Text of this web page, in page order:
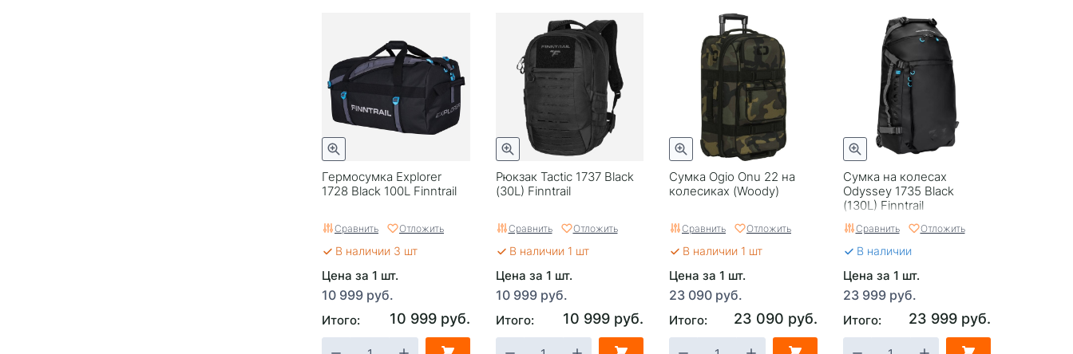
Гермосумка Explorer
1728 Black 100L Finntrail
Сравнить Отложить
В наличии 3 шт
Цена за 1 шт.
10 999 руб.
Итого: 10 999 руб.
Рюкзак Tactic 1737 Black
(30L) Finntrail
Сравнить Отложить
В наличии 1 шт
Цена за 1 шт.
10 999 руб.
Итого: 10 999 руб.
Сумка Ogio Onu 22 на
колесиках (Woody)
Сравнить Отложить
В наличии 1 шт
Цена за 1 шт.
23 090 руб.
Итого: 23 090 руб.
Сумка на колесах
Odyssey 1735 Black
(130L) Finntrail
Сравнить Отложить
В наличии
Цена за 1 шт.
23 999 руб.
Итого: 23 999 руб.